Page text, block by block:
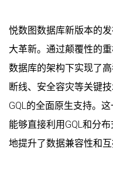
悦数图数据库新版本的
大革新。通过颠覆性的
数据库的架构下实现了
断线、安全容灾等关键
GQL的全面原生支持。
能够直接利用GQL和分
地提升了数据兼容性和互